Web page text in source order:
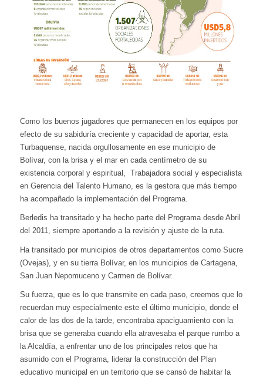
Como los buenos jugadores que permanecen en los equipos por
efecto de su sabiduría creciente y capacidad de aportar, esta
Turbaquense, nacida orgullosamente en ese municipio de
Bolívar, con la brisa y el mar en cada centímetro de su
existencia corporal y espiritual, Trabajadora social y especialista
en Gerencia del Talento Humano, es la gestora que más tiempo
ha acompañado la implementación del Programa.
Berledis ha transitado y ha hecho parte del Programa desde Abril
del 2011, siempre aportando a la revisión y ajuste de la ruta.
Ha transitado por municipios de otros departamentos como Sucre
(Ovejas), y en su tierra Bolívar, en los municipios de Cartagena,
San Juan Nepomuceno y Carmen de Bolívar.
Su fuerza, que es lo que transmite en cada paso, creemos que lo
recuerdan muy especialmente este el último municipio, donde el
calor de las dos de la tarde, encontraba apaciguamiento con la
brisa que se generaba cuando ella atravesaba el parque rumbo a
la Alcaldía, a enfrentar uno de los principales retos que ha
asumido con el Programa, liderar la construcción del Plan
educativo municipal en un territorio que se cansó de habitar la